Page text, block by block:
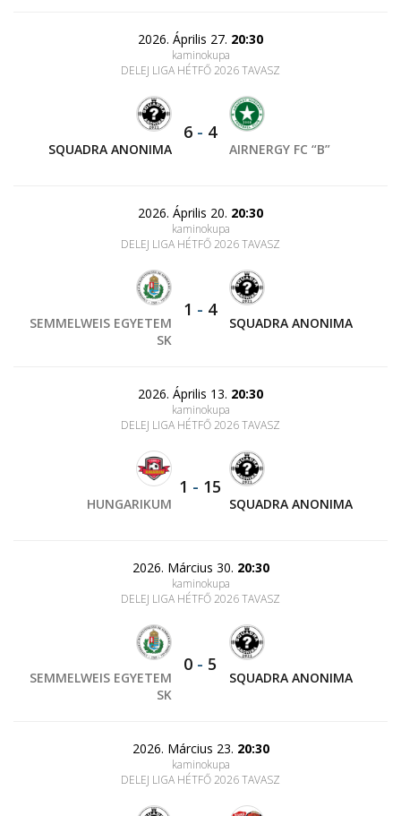
2026. Április 27. 20:30
kaminokupa
DELEJ LIGA HÉTFŐ 2026 TAVASZ
SQUADRA ANONIMA
6 - 4
AIRNERGY FC “B”
2026. Április 20. 20:30
kaminokupa
DELEJ LIGA HÉTFŐ 2026 TAVASZ
SEMMELWEIS EGYETEM
SK
1 - 4
SQUADRA ANONIMA
2026. Április 13. 20:30
kaminokupa
DELEJ LIGA HÉTFŐ 2026 TAVASZ
HUNGARIKUM
1 - 15
SQUADRA ANONIMA
2026. Március 30. 20:30
kaminokupa
DELEJ LIGA HÉTFŐ 2026 TAVASZ
SEMMELWEIS EGYETEM
SK
0 - 5
SQUADRA ANONIMA
2026. Március 23. 20:30
kaminokupa
DELEJ LIGA HÉTFŐ 2026 TAVASZ